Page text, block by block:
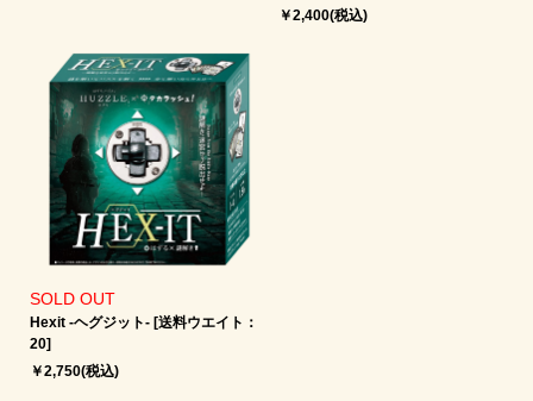
￥2,400(税込)
SOLD OUT
Hexit -ヘグジット‐ [送料ウエイト：
20]
￥2,750(税込)